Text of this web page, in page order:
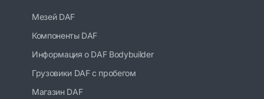
Мезей DAF
Компоненты DAF
Информация о DAF Bodybuilder
Грузовики DAF с пробегом
Магазин DAF